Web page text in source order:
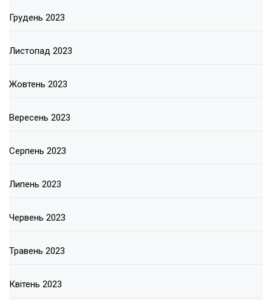
Грудень 2023
Листопад 2023
Жовтень 2023
Вересень 2023
Серпень 2023
Липень 2023
Червень 2023
Травень 2023
Квітень 2023